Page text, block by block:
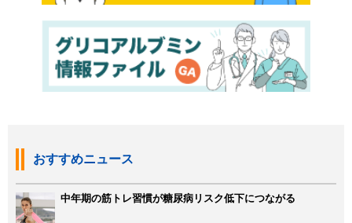
おすすめニュース
中年期の筋トレ習慣が糖尿病リスク低下につながる